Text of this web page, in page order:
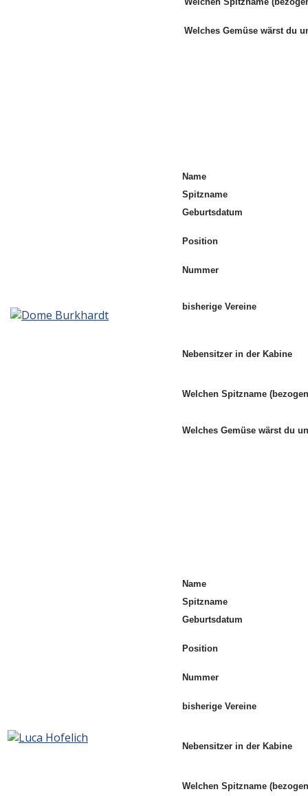
Welches Gemüse wärst du
Name
Spitzname
Geburtsdatum
Position
Nummer
bisherige Vereine
Nebensitzer in der Kabine
Welchen Spitzname
Welches Gemüse wärst du
Name
Spitzname
Geburtsdatum
Position
Nummer
bisherige Vereine
Nebensitzer in der Kabine
Welchen Spitzname